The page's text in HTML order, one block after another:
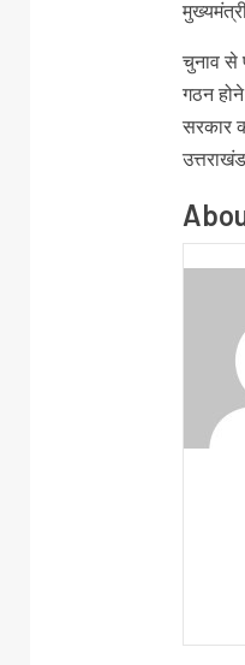
चुनाव से
गठन
सरकार